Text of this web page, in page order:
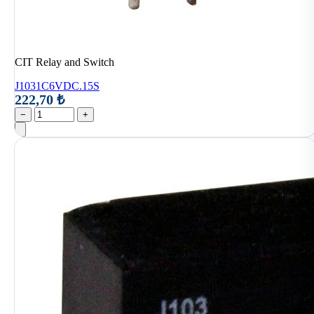
CIT Relay and Switch
J1031C6VDC.15S
222,70 ₺
− +